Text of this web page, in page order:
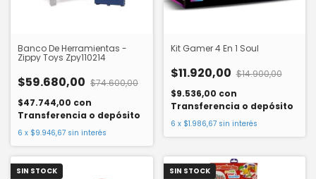
Banco De Herramientas -
Zippy Toys Zpy110214
$59.680,00 $74.600,00
$47.744,00 con
Transferencia o depósito
6 x $9.946,67 sin interés
Kit Gamer 4 En 1 Soul
$11.920,00 $14.900,00
$9.536,00 con
Transferencia o depósito
6 x $1.986,67 sin interés
SIN STOCK SIN STOCK